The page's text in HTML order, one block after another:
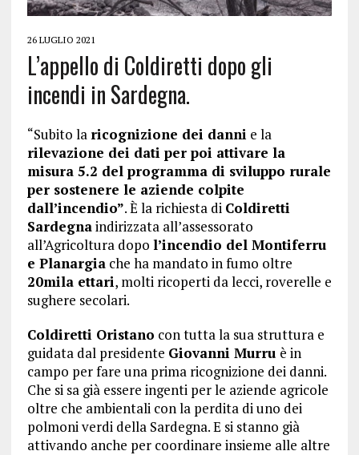
26 LUGLIO 2021
L’appello di Coldiretti dopo gli
incendi in Sardegna.
“Subito la ricognizione dei danni e la
rilevazione dei dati per poi attivare la
misura 5.2 del programma di sviluppo rurale
per sostenere le aziende colpite
dall’incendio”. È la richiesta di Coldiretti
Sardegnaindirizzata all’assessorato
all’Agricoltura dopo l’incendio del Montiferru
e Planargiache ha mandato in fumo oltre
20mila ettari, molti ricoperti da lecci, roverelle e
sughere secolari.
Coldiretti Oristano con tutta la sua struttura e
guidata dal presidente Giovanni Murru è in
campo per fare una prima ricognizione dei danni.
Che si sa già essere ingenti per le aziende agricole
oltre che ambientali con la perdita di uno dei
polmoni verdi della Sardegna. E si stanno già
attivando anche per coordinare insieme alle altre